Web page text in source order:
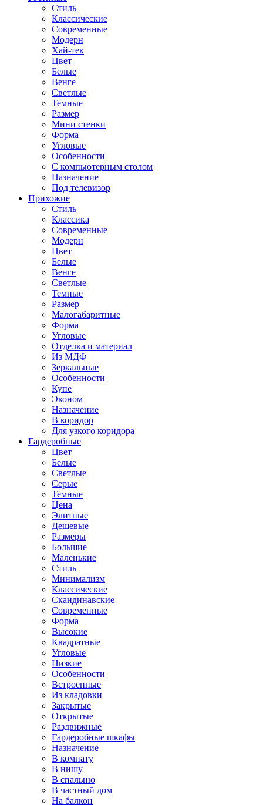
Стиль
Классические
Современные
Модерн
Хай-тек
Цвет
Белые
Венге
Светлые
Темные
Размер
Мини стенки
Форма
Угловые
Особенности
С компьютерным столом
Назначение
Под телевизор
Прихожие
Стиль
Классика
Современные
Модерн
Цвет
Белые
Венге
Светлые
Темные
Размер
Малогабаритные
Форма
Угловые
Отделка и материал
Из МДФ
Зеркальные
Особенности
Купе
Эконом
Назначение
В коридор
Для узкого коридора
Гардеробные
Цвет
Белые
Светлые
Серые
Темные
Цена
Элитные
Дешевые
Размеры
Большие
Маленькие
Стиль
Минимализм
Классические
Скандинавские
Современные
Форма
Высокие
Квадратные
Угловые
Низкие
Особенности
Встроенные
Из кладовки
Закрытые
Открытые
Раздвижные
Гардеробные шкафы
Назначение
В комнату
В нишу
В спальню
В частный дом
На балкон